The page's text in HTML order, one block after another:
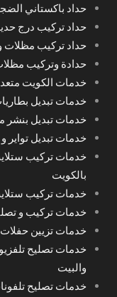
حداد باكستاني
حداد تركيب درج
حداد تركيب مظلات
حدادة وتركيب
خدمات الكويت
خدمات تبديل
خدمات تبديل بنشر
خدمات تبديل
خدمات تركيب
بالكويت
خدمات تركيب
خدمات تركيب و
خدمات تزيين
خدمات تصليح
والبيت
خدمات تصليح